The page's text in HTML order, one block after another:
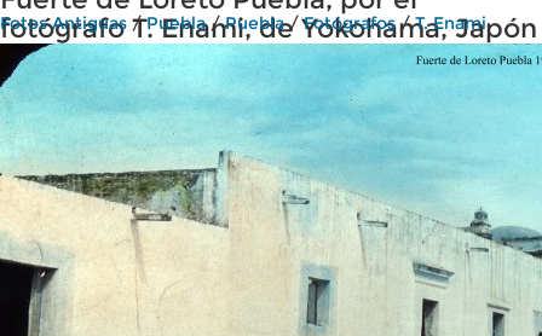
fotógrafo T. Enami, de Yokohama, Japón
(1934)
Fotos Antiguas /Puebla/Puebla/Fotógrafos/T. Enami